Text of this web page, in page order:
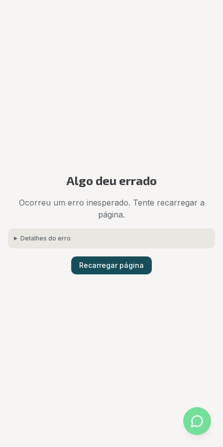
Algo deu errado
Ocorreu um erro inesperado. Tente recarregar a
página.
Detalhes do erro
Recarregar página